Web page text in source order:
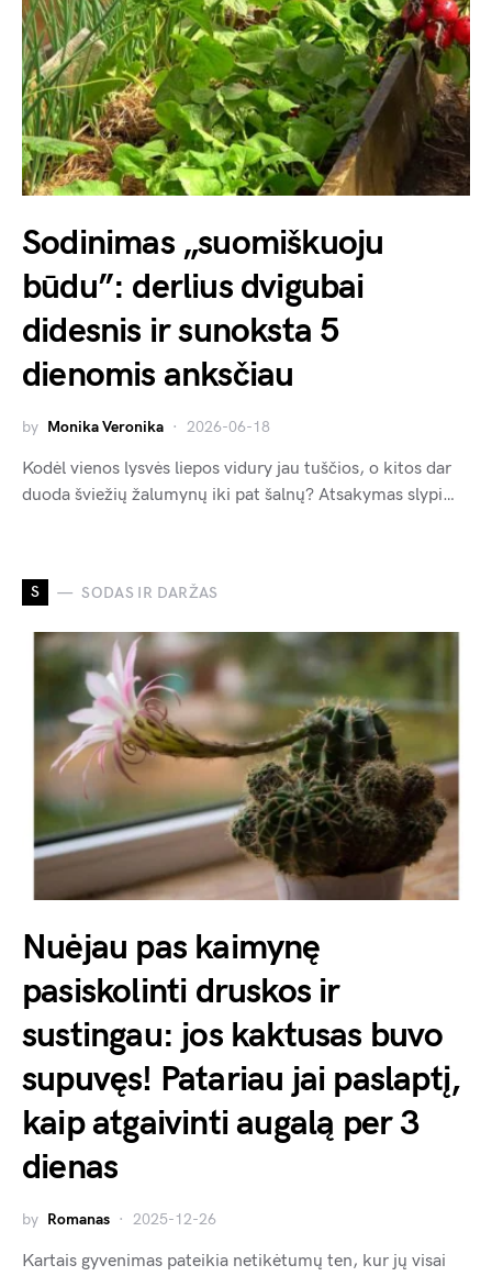
Sodinimas „suomiškuoju
būdu”: derlius dvigubai
didesnis ir sunoksta 5
dienomis anksčiau
by Monika Veronika 2026-06-18
Kodėl vienos lysvės liepos vidury jau tuščios, o kitos dar
duoda šviežių žalumynų iki pat šalnų? Atsakymas slypi…
S SODAS IR DARŽAS
Nuėjau pas kaimynę
pasiskolinti druskos ir
sustingau: jos kaktusas buvo
supuvęs! Patariau jai paslaptį,
kaip atgaivinti augalą per 3
dienas
by Romanas 2025-12-26
Kartais gyvenimas pateikia netikėtumų ten, kur jų visai